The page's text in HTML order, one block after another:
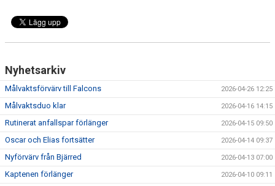
Nyhetsarkiv
Målvaktsförvärv till Falcons 2026-04-26 12:25
Målvaktsduo klar 2026-04-16 14:15
Rutinerat anfallspar förlänger 2026-04-15 09:50
Oscar och Elias fortsätter 2026-04-14 09:37
Nyförvärv från Bjärred 2026-04-13 07:00
Kaptenen förlänger 2026-04-10 09:11